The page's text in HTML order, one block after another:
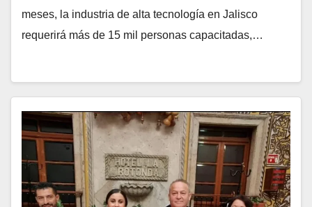
meses, la industria de alta tecnología en Jalisco
requerirá más de 15 mil personas capacitadas,…